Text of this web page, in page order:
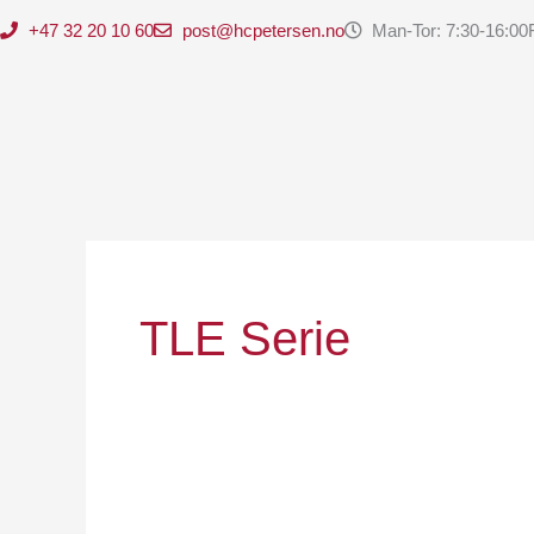
+47 32 20 10 60 post@hcpetersen.no Man-Tor: 7:30-16:00
TLE Serie